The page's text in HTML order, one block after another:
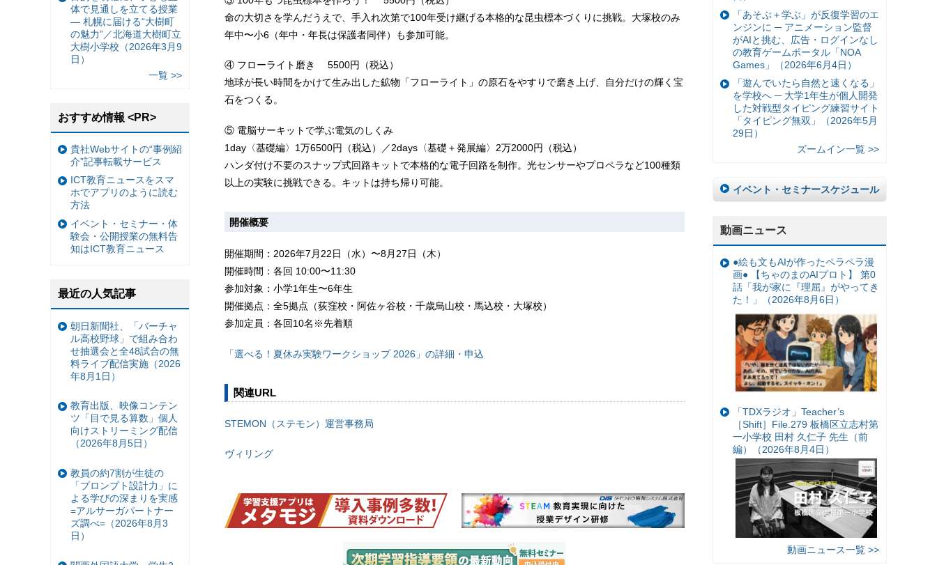
命の大切さを学んだうえで、手入れ次第で100年受け継げる本格的な昆虫標本づくりに挑戦。大塚校のみ
年中〜小6（年中・年長は保護者同伴）も参加可能。
④ フローライト磨き 5500円（税込）
地球が長い時間をかけて生み出した鉱物「フローライト」の原石をやすりで磨き上げ、自分だけの輝く宝
石をつくる。
⑤ 電脳サーキットで学ぶ電気のしくみ
1day〈基礎編〉1万6500円（税込）／2days〈基礎＋発展編〉2万2000円（税込）
ハンダ付け不要のスナップ式回路キットで本格的な電子回路を制作。光センサーやプロペラなど100種類
以上の実験に挑戦できる。キットは持ち帰り可能。
開催概要
開催期間：2026年7月22日（水）〜8月27日（木）
開催時間：各回 10:00〜11:30
参加対象：小学1年生〜6年生
開催拠点：全5拠点（荻窪校・阿佐ヶ谷校・千歳烏山校・馬込校・大塚校）
参加定員：各回10名※先着順
「選べる！夏休み実験ワークショップ 2026」の詳細・申込
関連URL
STEMON（ステモン）運営事務局
ヴィリング
「あそぶ＋学ぶ」が反復学習のエ
ンジンに ─ アニメーション監督
がAIと挑む、広告・ログインなし
の教育ゲームポータル「NOA
Games」（2026年6月4日）
「遊んでいたら自然と速くなる」
を学校へ ─ 大学1年生が個人開発
した対戦型タイピング練習サイト
「タイピング無双」（2026年5月
29日）
ズームイン一覧 >>
イベント・セミナースケジュール
動画ニュース
●絵も文もAIが作ったペラペラ漫
画● 【ちゃのまのAIプロト】 第0
話「我が家に『理屈』がやってき
た！」（2026年8月6日）
「TDXラジオ」Teacher’s
［Shift］File.279 板橋区立志村第
一小学校 田村 久仁子 先生（前
編）（2026年8月4日）
動画ニュース一覧 >>
体で見通しを立てる授業
— 札幌に届ける“大樹町
の魅力”／北海道大樹町立
大樹小学校（2026年3月9
日）
一覧 >>
おすすめ情報 <PR>
貴社Webサイトの“事例紹
介”記事転載サービス
ICT教育ニュースをスマ
ホでアプリのように読む
方法
イベント・セミナー・体
験会・公開授業の無料告
知はICT教育ニュース
最近の人気記事
朝日新聞社、「バーチャ
ル高校野球」で組み合わ
せ抽選会と全48試合の無
料ライブ配信実施（2026
年8月1日）
教育出版、映像コンテン
ツ「目で見る算数」個人
向けストリーミング配信
（2026年8月5日）
教員の約7割が生徒の
「プロンプト設計力」に
よる学びの深まりを実感
=アルサーガパートナー
ズ調べ=（2026年8月3
日）